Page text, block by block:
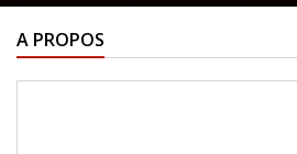
A PROPOS